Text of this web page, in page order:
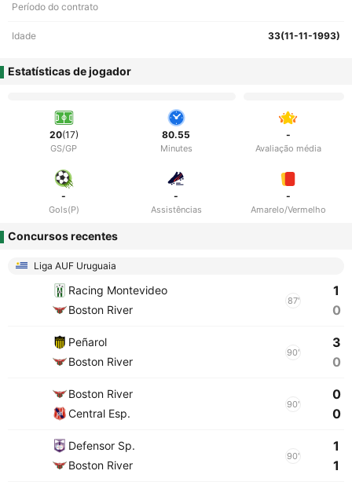
Período do contrato
Idade 33(11-11-1993)
Estatísticas de jogador
20(17)
GS/GP
80.55
Minutes
-
Avaliação média
-
Gols(P)
-
Assistências
-
Amarelo/Vermelho
Concursos recentes
Liga AUF Uruguaia
Racing Montevideo
Boston River
87'
1
0
Peñarol
Boston River
90'
3
0
Boston River
Central Esp.
90'
0
0
Defensor Sp.
Boston River
90'
1
1